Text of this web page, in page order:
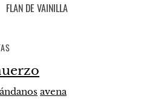
FLAN DE VAINILLA
avena